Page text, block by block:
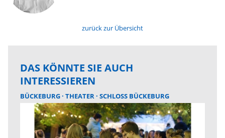
zurück zur Übersicht
DAS KÖNNTE SIE AUCH
INTERESSIEREN
BÜCKEBURG THEATER SCHLOSS BÜCKEBURG